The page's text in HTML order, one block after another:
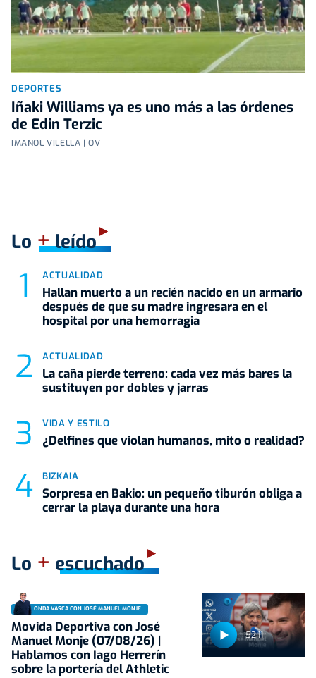
DEPORTES
Iñaki Williams ya es uno más a las órdenes
de Edin Terzic
IMANOL VILELLA | OV
Lo +leído
ACTUALIDAD
Hallan muerto a un recién nacido en un armario
después de que su madre ingresara en el
hospital por una hemorragia
ACTUALIDAD
La caña pierde terreno: cada vez más bares la
sustituyen por dobles y jarras
VIDA Y ESTILO
¿Delfines que violan humanos, mito o realidad?
BIZKAIA
Sorpresa en Bakio: un pequeño tiburón obliga a
cerrar la playa durante una hora
Lo + escuchado
52:11
ONDA VASCA CON JOSÉ MANUEL MONJE
Movida Deportiva con José
Manuel Monje (07/08/26) |
Hablamos con Iago Herrerín
sobre la portería del Athletic